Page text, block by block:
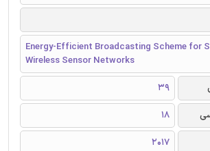
Energy-Efficient Broadcasting Scheme for
Wireless Sensor Networks
39
18
2017